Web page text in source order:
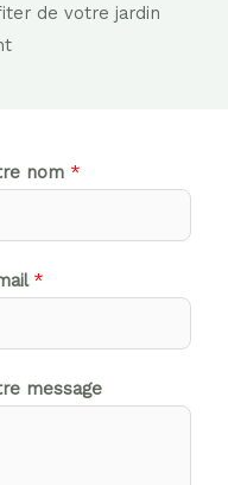
de votre jardin
nom *
*
message